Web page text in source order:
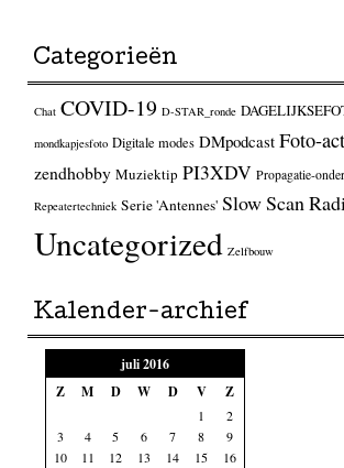
Categorieën
Chat COVID-19 D-STAR_ronde
mondkapjesfoto Digitale modes DMpodcast Foto-
zendhobby Muziektip PI3XDV Propagatie-
Repeatertechniek Serie 'Antennes' Slow Scan
Uncategorized Zelfbouw
Kalender-archief
juli 2016
Z
M D W D V Z
1
2
3
4 5 6 7 8
9
10
11 12 13 14 15
16